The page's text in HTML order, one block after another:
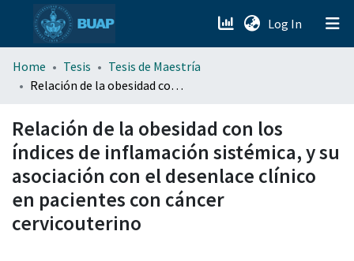
Log In (current)
menu.section.about_menu
Home Tesis
Tesis de Maestría
Relación de la obesidad con los índices de inflamación sistémica, y su asociación con el desenlace clínico en pacientes con cáncer cervicouterino
Relación de la obesidad con los
índices de inflamación sistémica, y su
asociación con el desenlace clínico
en pacientes con cáncer
cervicouterino